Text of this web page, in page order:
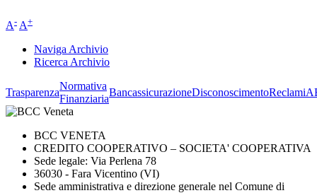
A- A+
Naviga Archivio
Ricerca Archivio
Trasparenza
Normativa
Finanziaria
BancassicurazioneDisconoscimentoReclami
BCC VENETA
CREDITO COOPERATIVO – SOCIETA' COOPERATIVA
Sede legale: Via Perlena 78
36030 - Fara Vicentino (VI)
Sede amministrativa e direzione generale nel Comune di